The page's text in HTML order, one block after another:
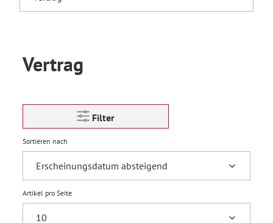
Vertrag
Filter
Sortieren nach
Artikel pro Seite